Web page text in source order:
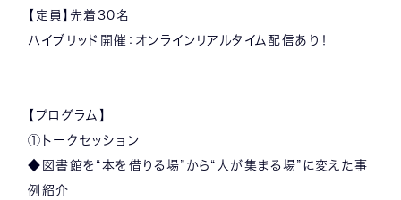
【定員】 先着30名
ハイブリッド開催：オンラインリアルタイム配信あり！
【プログラム】
①トークセッション
◆図書館を“本を借りる場”から“人が集まる場”に変えた事
例紹介